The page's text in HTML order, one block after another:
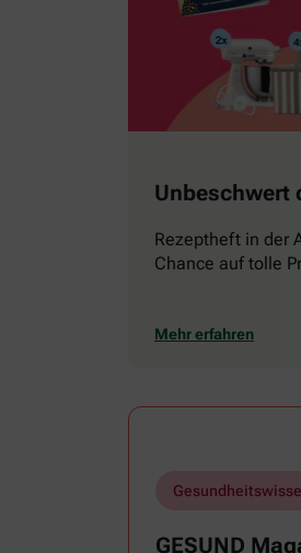
Unbeschwert
Rezeptheft in der
Chance auf tolle
Mehr erfahren
GESUND